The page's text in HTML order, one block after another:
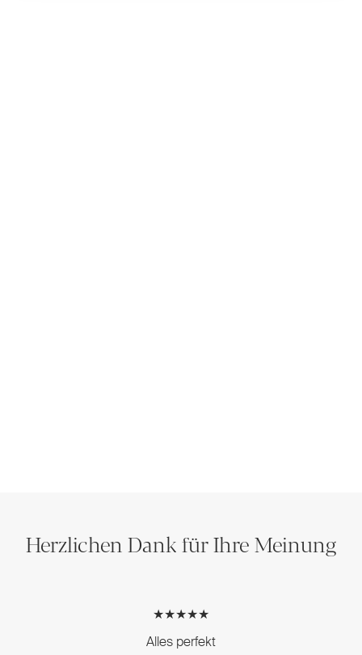
Herzlichen Dank für Ihre Meinung
★★★★★
Alles perfekt